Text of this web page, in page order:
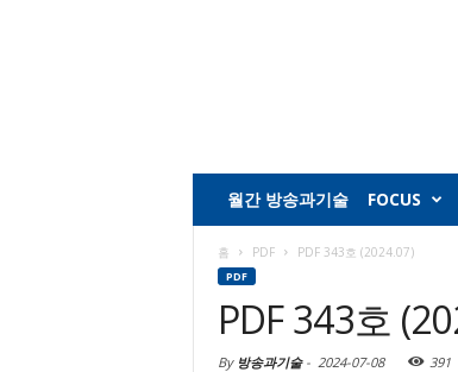
월간 방송과기술 FOCUS
홈 PDF PDF 343호 (2024.07)
PDF
PDF 343호
By 방송과기술- 2024-07-08 391